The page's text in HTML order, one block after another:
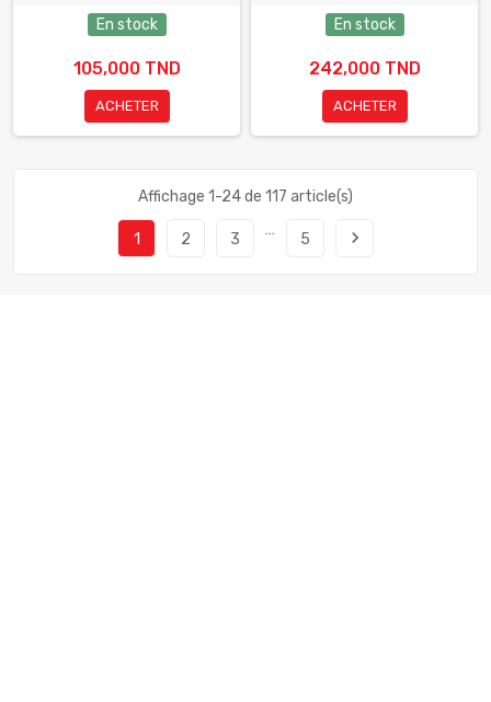
En stock
105,000 TND
ACHETER
En stock
242,000 TND
ACHETER
Affichage 1-24 de 117 article(s)
1 2 3
…
5 navigate_next